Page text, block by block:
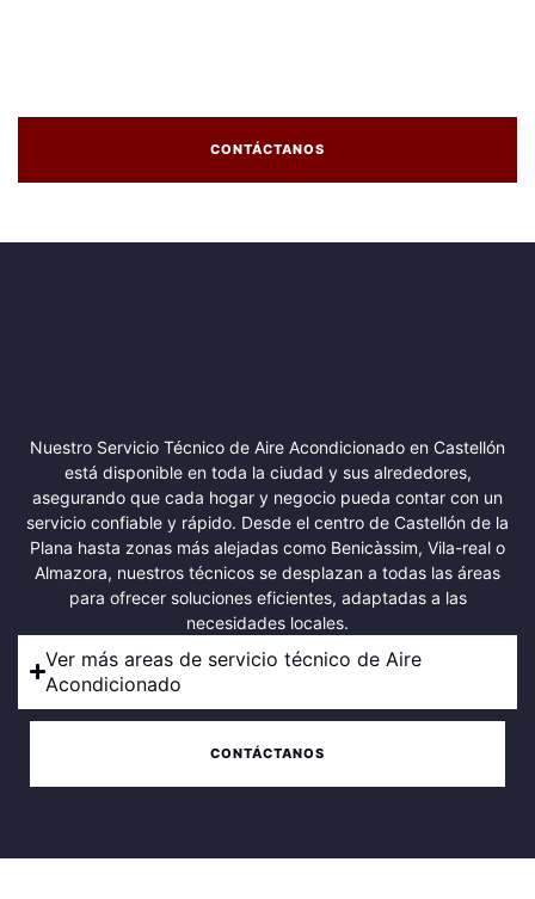
CONTÁCTANOS
Nuestro Servicio Técnico de Aire Acondicionado en Castellón
está disponible en toda la ciudad y sus alrededores,
asegurando que cada hogar y negocio pueda contar con un
servicio confiable y rápido. Desde el centro de Castellón de la
Plana hasta zonas más alejadas como Benicàssim, Vila-real o
Almazora, nuestros técnicos se desplazan a todas las áreas
para ofrecer soluciones eficientes, adaptadas a las
necesidades locales.
Ver más areas de servicio técnico de Aire
Acondicionado
CONTÁCTANOS